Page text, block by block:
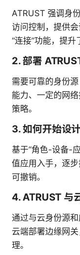
ATRUST 强调身
访问控制，提供
“连接”功能，提升
2. 部署
需要可靠的身份
能力、一定的网
策略。
3. 如何开始设
基于“角色-设备-
值应用入手，逐步
可撤销。
4. ATRUST 与
通过与云身份源
云端部署边缘网
理。